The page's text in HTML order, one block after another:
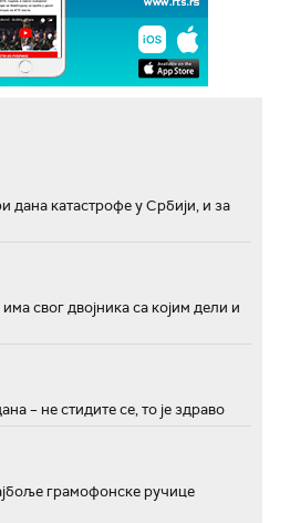
дана катастрофе у Србији, и за
свог двојника са којим дели и
– не стидите се, то је здраво
грамофонске ручице